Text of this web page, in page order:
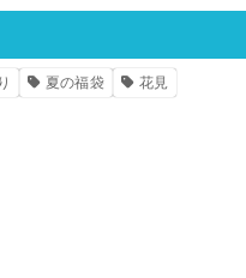
夏の福袋 花見